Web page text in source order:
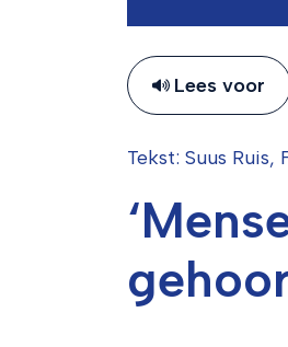
Lees voor
Tekst: Suus